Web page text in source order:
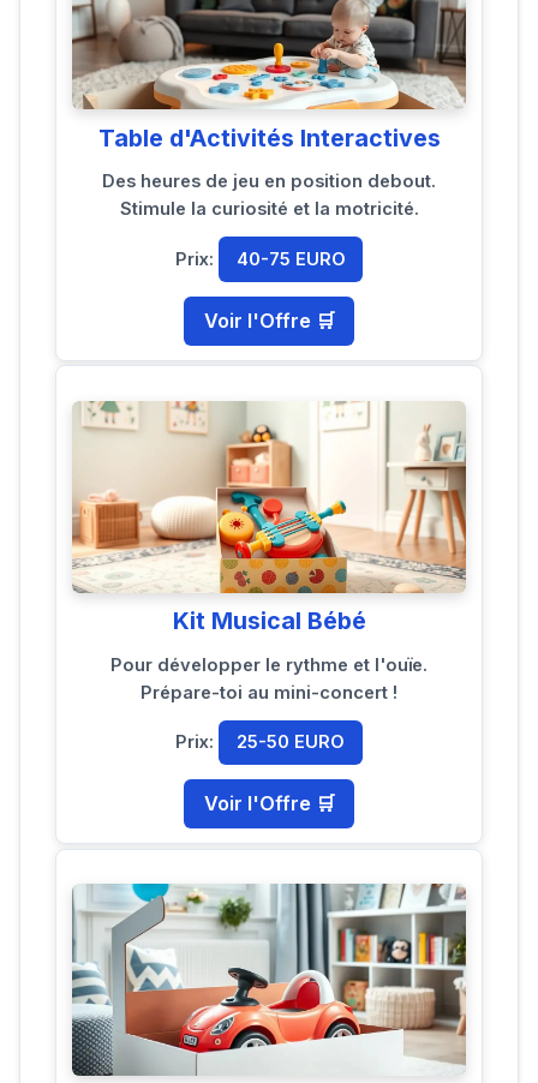
Table d'Activités Interactives
Des heures de jeu en position debout.
Stimule la curiosité et la motricité.
Prix: 40-75 EURO
Voir l'Offre 🛒
Kit Musical Bébé
Pour développer le rythme et l'ouïe.
Prépare-toi au mini-concert !
Prix: 25-50 EURO
Voir l'Offre 🛒